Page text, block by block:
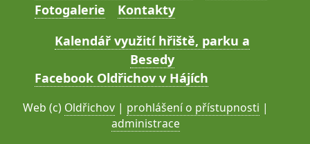
Fotogalerie
Kontakty
Kalendář využití hřiště, parku a
Besedy
Facebook Oldřichov v Hájích
Web (c) Oldřichov | prohlášení o přístupnosti |
administrace